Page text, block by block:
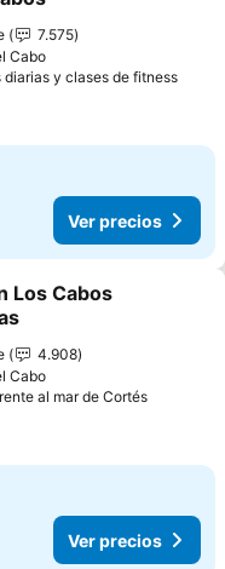
7.575
Cabo
y clases de fitnessVer
Ver precios
a favoritos
Los Cabos
4.908
Cabo
al mar de CortésVer
Ver precios